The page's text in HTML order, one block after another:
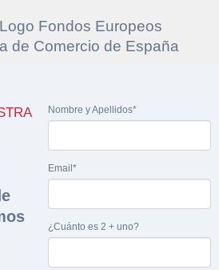
Nombre y Apellidos*
Email*
¿Cuánto es 2 + uno?
peritación
y recibirá en su email el
la documentación
CIF/DNI Ofertante*
Email*